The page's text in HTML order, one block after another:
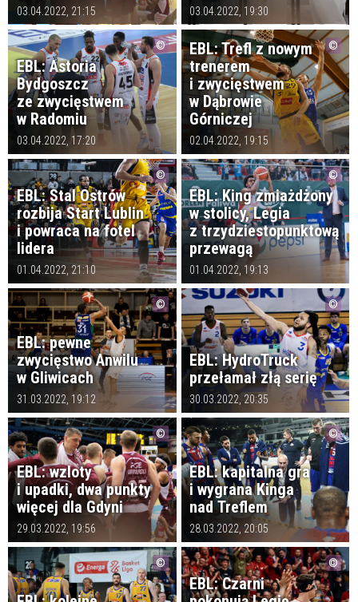
03.04.2022, 21:15 03.04.2022, 19:30
EBL: Astoria
Bydgoszcz
ze zwycięstwem
w Radomiu
03.04.2022, 17:20
EBL: Trefl z nowym
trenerem
i zwycięstwem
w Dąbrowie
Górniczej
02.04.2022, 19:15
EBL: Stal Ostrów
rozbija Start Lublin
i powraca na fotel
lidera
01.04.2022, 21:10
EBL: King zmiażdżony
w stolicy, Legia
z trzydziestopunktową
przewagą
01.04.2022, 19:13
EBL: pewne
zwycięstwo Anwilu
w Gliwicach
31.03.2022, 19:12
EBL: HydroTruck
przełamał złą serię
30.03.2022, 20:35
EBL: wzloty
i upadki, dwa punkty
więcej dla Gdyni
29.03.2022, 19:56
EBL: kapitalna gra
i wygrana Kinga
nad Treflem
28.03.2022, 20:05
EBL: Czarni